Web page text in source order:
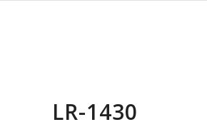
LR-1430